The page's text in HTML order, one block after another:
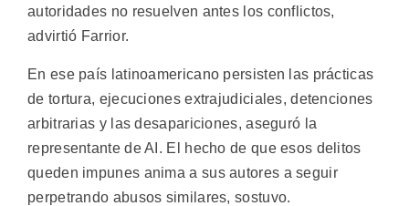
autoridades no resuelven antes los conflictos,
advirtió Farrior.
En ese país latinoamericano persisten las prácticas
de tortura, ejecuciones extrajudiciales, detenciones
arbitrarias y las desapariciones, aseguró la
representante de AI. El hecho de que esos delitos
queden impunes anima a sus autores a seguir
perpetrando abusos similares, sostuvo.